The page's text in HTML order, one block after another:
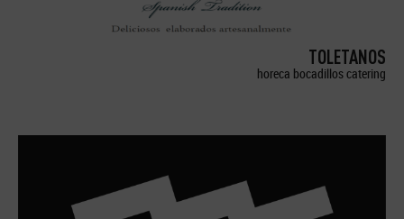
TOLETANOS
horeca bocadillos catering